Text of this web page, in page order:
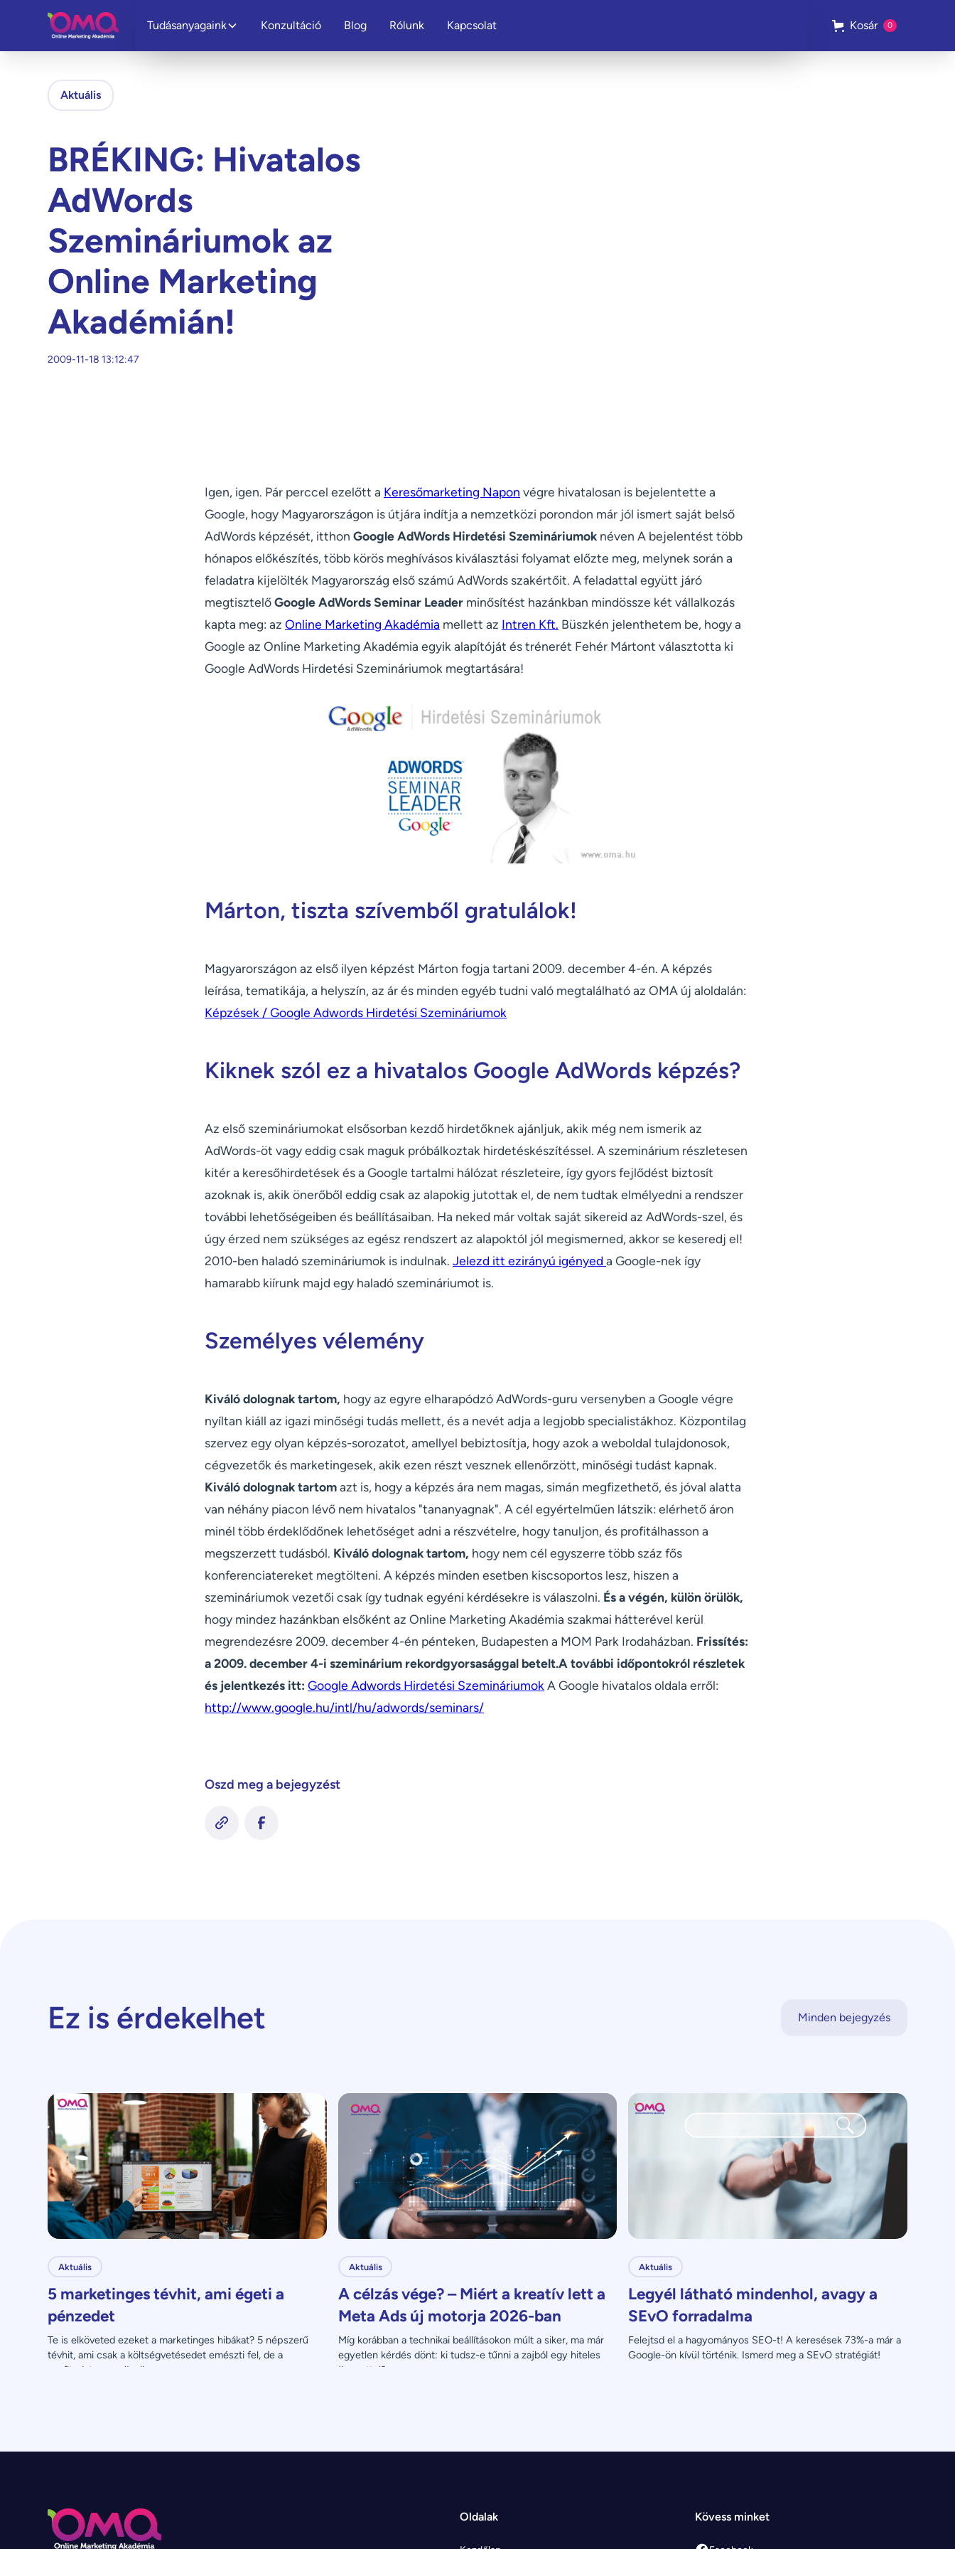
Tudásanyagaink Konzultáció Blog Rólunk Kapcsolat Kosár 0
Aktuális
BRÉKING: Hivatalos
AdWords
Szemináriumok az
Online Marketing
Akadémián!
2009-11-18 13:12:47
Igen, igen. Pár perccel ezelőtt a Keresőmarketing Napon végre hivatalosan is bejelentette a
Google, hogy Magyarországon is útjára indítja a nemzetközi porondon már jól ismert saját belső
AdWords képzését, itthon Google AdWords Hirdetési Szemináriumok néven A bejelentést több
hónapos előkészítés, több körös meghívásos kiválasztási folyamat előzte meg, melynek során a
feladatra kijelölték Magyarország első számú AdWords szakértőit. A feladattal együtt járó
megtisztelőGoogle AdWords Seminar Leader minősítést hazánkban mindössze két vállalkozás
kapta meg: az Online Marketing Akadémia mellett az Intren Kft. Büszkén jelenthetem be, hogy a
Google az Online Marketing Akadémia egyik alapítóját és trénerét Fehér Mártont választotta ki
Google AdWords Hirdetési Szemináriumok megtartására!
Márton, tiszta szívemből gratulálok!
Magyarországon az első ilyen képzést Márton fogja tartani 2009. december 4-én. A képzés
leírása, tematikája, a helyszín, az ár és minden egyéb tudni való megtalálható az OMA új aloldalán:
Képzések / Google Adwords Hirdetési Szemináriumok
Kiknek szól ez a hivatalos Google AdWords képzés?
Az első szemináriumokat elsősorban kezdő hirdetőknek ajánljuk, akik még nem ismerik az
AdWords-öt vagy eddig csak maguk próbálkoztak hirdetéskészítéssel. A szeminárium részletesen
kitér a keresőhirdetések és a Google tartalmi hálózat részleteire, így gyors fejlődést biztosít
azoknak is, akik önerőből eddig csak az alapokig jutottak el, de nem tudtak elmélyedni a rendszer
további lehetőségeiben és beállításaiban. Ha neked már voltak saját sikereid az AdWords-szel, és
úgy érzed nem szükséges az egész rendszert az alapoktól jól megismerned, akkor se keseredj el!
2010-ben haladó szemináriumok is indulnak. Jelezd itt ezirányú igényed a Google-nek így
hamarabb kiírunk majd egy haladó szemináriumot is.
Személyes vélemény
Kiváló dolognak tartom, hogy az egyre elharapódzó AdWords-guru versenyben a Google végre
nyíltan kiáll az igazi minőségi tudás mellett, és a nevét adja a legjobb specialistákhoz. Központilag
szervez egy olyan képzés-sorozatot, amellyel bebiztosítja, hogy azok a weboldal tulajdonosok,
cégvezetők és marketingesek, akik ezen részt vesznek ellenőrzött, minőségi tudást kapnak.
Kiváló dolognak tartomazt is, hogy a képzés ára nem magas, simán megfizethető, és jóval alatta
van néhány piacon lévő nem hivatalos "tananyagnak". A cél egyértelműen látszik: elérhető áron
minél több érdeklődőnek lehetőséget adni a részvételre, hogy tanuljon, és profitálhasson a
megszerzett tudásból. Kiváló dolognak tartom, hogy nem cél egyszerre több száz fős
konferenciatereket megtölteni. A képzés minden esetben kiscsoportos lesz, hiszen a
szemináriumok vezetői csak így tudnak egyéni kérdésekre is válaszolni. És a végén, külön örülök,
hogy mindez hazánkban elsőként az Online Marketing Akadémia szakmai hátterével kerül
megrendezésre 2009. december 4-én pénteken, Budapesten a MOM Park Irodaházban. Frissítés:
a 2009. december 4-i szeminárium rekordgyorsasággal betelt.A további időpontokról részletek
és jelentkezés itt: Google Adwords Hirdetési Szemináriumok A Google hivatalos oldala erről:
http://www.google.hu/intl/hu/adwords/seminars/
Oszd meg a bejegyzést
Ez is érdekelhet Minden bejegyzés
Aktuális
5 marketinges tévhit, ami égeti a
pénzedet
Te is elköveted ezeket a marketinges hibákat? 5 népszerű
tévhit, ami csak a költségvetésedet emészti fel, de a
profitodat nem növeli.
Aktuális
A célzás vége? – Miért a kreatív lett a
Meta Ads új motorja 2026-ban
Míg korábban a technikai beállításokon múlt a siker, ma már
egyetlen kérdés dönt: ki tudsz-e tűnni a zajból egy hiteles
üzenettel?
Aktuális
Legyél látható mindenhol, avagy a
SEvO forradalma
Felejtsd el a hagyományos SEO-t! A keresések 73%-a már a
Google-ön kívül történik. Ismerd meg a SEvO stratégiát!
Oldalak Kövess minket